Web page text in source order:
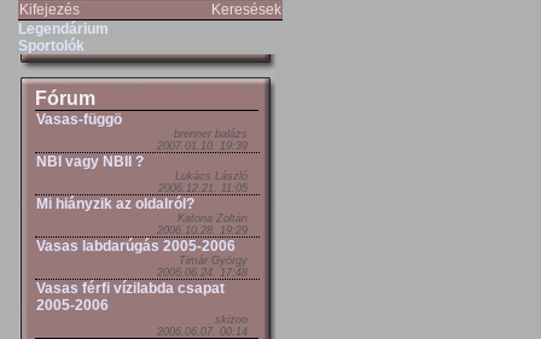
Kifejezés
Keresések
Legendárium
Sportolók
Fórum
Vasas-függö
brenner balázs
2007.01.10. 19:39
NBI vagy NBII ?
Lukács László
2006.12.21. 11:05
Mi hiányzik az oldalról?
Katona Zoltán
2006.10.28. 19:29
Vasas labdarúgás 2005-2006
Timár György
2006.06.24. 17:48
Vasas férfi vízilabda csapat
2005-2006
skizoo
2006.06.07. 00:14